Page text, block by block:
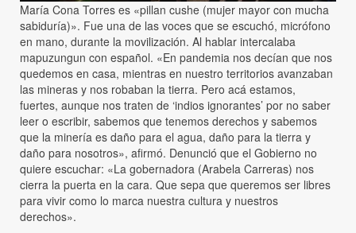
María Cona Torres es «pillan cushe (mujer mayor con mucha
sabiduría)». Fue una de las voces que se escuchó, micrófono
en mano, durante la movilización. Al hablar intercalaba
mapuzungun con español. «En pandemia nos decían que nos
quedemos en casa, mientras en nuestro territorios avanzaban
las mineras y nos robaban la tierra. Pero acá estamos,
fuertes, aunque nos traten de ‘indios ignorantes’ por no saber
leer o escribir, sabemos que tenemos derechos y sabemos
que la minería es daño para el agua, daño para la tierra y
daño para nosotros», afirmó. Denunció que el Gobierno no
quiere escuchar: «La gobernadora (Arabela Carreras) nos
cierra la puerta en la cara. Que sepa que queremos ser libres
para vivir como lo marca nuestra cultura y nuestros
derechos».